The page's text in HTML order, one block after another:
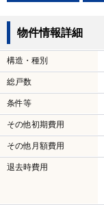
物件情報詳細
構造・種別
総戸数
条件等
その他初期費用
その他月額費用
退去時費用